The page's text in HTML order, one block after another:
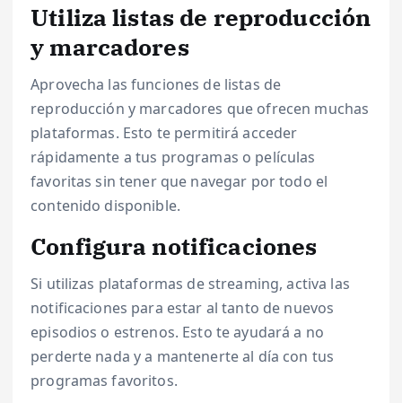
Utiliza listas de reproducción
y marcadores
Aprovecha las funciones de listas de
reproducción y marcadores que ofrecen muchas
plataformas. Esto te permitirá acceder
rápidamente a tus programas o películas
favoritas sin tener que navegar por todo el
contenido disponible.
Configura notificaciones
Si utilizas plataformas de streaming, activa las
notificaciones para estar al tanto de nuevos
episodios o estrenos. Esto te ayudará a no
perderte nada y a mantenerte al día con tus
programas favoritos.